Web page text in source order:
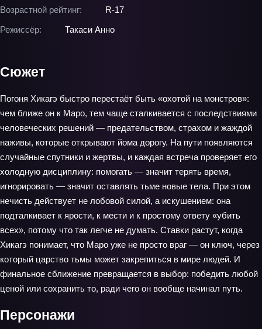
Возрастной рейтинг:
R-17
Режиссёр:
Такаси Анно
Сюжет
Погоня Хикагэ быстро перестаёт быть «охотой на монстров»:
чем ближе он к Маро, тем чаще сталкивается с последствиями
человеческих решений — предательством, страхом и жаждой
наживы, которые открывают йома дорогу. На пути появляются
случайные спутники и жертвы, и каждая встреча проверяет его
холодную дисциплину: помогать — значит терять время,
игнорировать — значит оставлять тьме новые тела. При этом
нечисть действует не лобовой силой, а искушением: она
подталкивает к ярости, к мести и к простому ответу «убить
всех», потому что так легче не думать. Ставки растут, когда
Хикагэ понимает, что Маро уже не просто враг — он ключ, через
который царство тьмы может закрепиться в мире людей. И
финальное сближение превращается в выбор: победить любой
ценой или сохранить то, ради чего он вообще начинал путь.
Персонажи